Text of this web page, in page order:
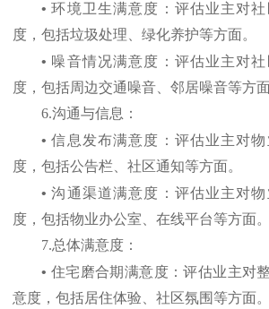
•环境卫生满意度：评估业主对
度，包括垃圾处理、绿化养护等方面。
• 噪音情况满意度：评估业主对
度，包括周边交通噪音、邻居噪音等方面
6.沟通与信息：
•信息发布满意度：评估业主对
度，包括公告栏、社区通知等方面。
•沟通渠道满意度：评估业主对
度，包括物业办公室、在线平台等方面。
7.总体满意度：
• 住宅磨合期满意度：评估业主对
意度，包括居住体验、社区氛围等方面。